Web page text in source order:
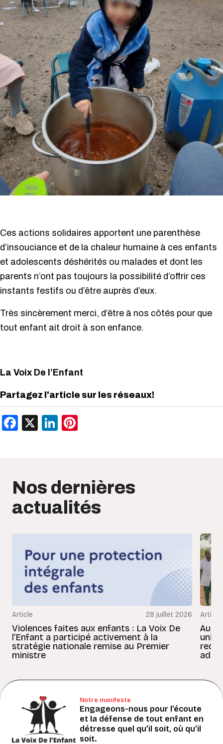
Ces actions solidaires apportent une parenthèse
d’insouciance et de la chaleur humaine à ces enfants
et adolescents déshérités ou malades et dont les
parents n’ont pas toujours la possibilité d’offrir ces
instants festifs ou d’être auprès d’eux.
Très sincèrement merci, d’être à nos côtés pour que
tout enfant ait droit à son enfance.
La Voix De l’Enfant
Partagez l'article sur les réseaux!
Facebook
X LinkedIn
Nos dernières
actualités
Article 28 juillet 2026
Violences faites aux enfants : La Voix De
l’Enfant a participé activement à la
stratégie nationale remise au Premier
ministre
Article
Au
Notre manifeste
Engageons-nous pour l’écoute
et la défense de tout enfant en
détresse quel qu’il soit, où qu’il
soit.